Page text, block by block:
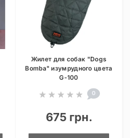
Жилет для собак "Dogs
Bomba" изумрудного цвета
G-100
0
675 грн.